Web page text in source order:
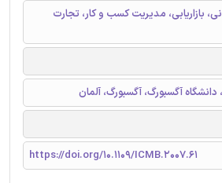
بازاریابی، مدیریت کسب و کار، تجارت
آگسبورگ، آگسبورگ، آلمان
https://doi.org/10.1109/ICMB.2007.61